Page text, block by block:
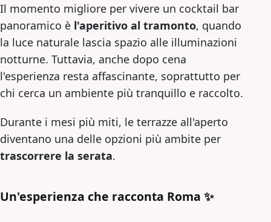
Il momento migliore per vivere un cocktail bar
panoramico è l'aperitivo al tramonto, quando
la luce naturale lascia spazio alle illuminazioni
notturne. Tuttavia, anche dopo cena
l'esperienza resta affascinante, soprattutto per
chi cerca un ambiente più tranquillo e raccolto.
Durante i mesi più miti, le terrazze all'aperto
diventano una delle opzioni più ambite per
trascorrere la serata.
Un'esperienza che racconta Roma ✨